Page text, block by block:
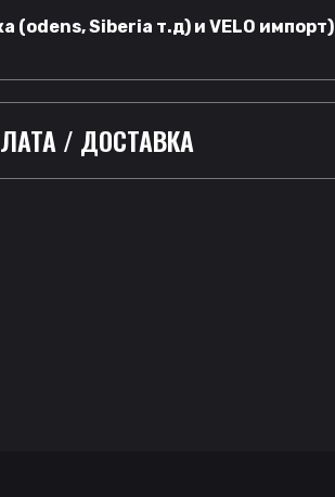
(odens, Siberia т.д) и VELO импорт)
/ ДОСТАВКА